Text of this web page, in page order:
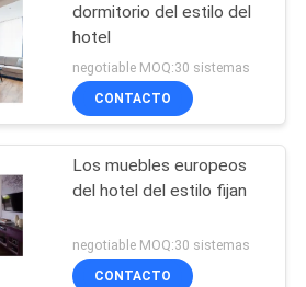
dormitorio del estilo del
hotel
negotiable MOQ:30 sistemas
CONTACTO
Los muebles europeos
del hotel del estilo fijan
negotiable MOQ:30 sistemas
CONTACTO